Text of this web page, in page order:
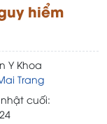
hiểm
Y Khoa
Trang
cuối: